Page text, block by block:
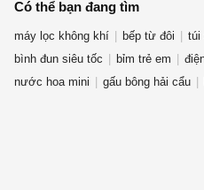
Có thể bạn đang tìm
máy lọc không khí bếp từ đôi túi
bình đun siêu tốc
bỉm trẻ em
nước hoa mini
gấu bông hải cẩu